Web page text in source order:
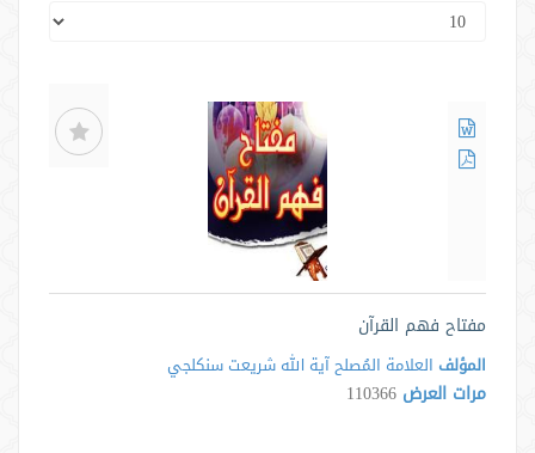
مفتاح فهم القرآن
المؤلف العلامة المُصلح آية الله ﺷﺮيعت سنكلجي
مرات العرض 110366